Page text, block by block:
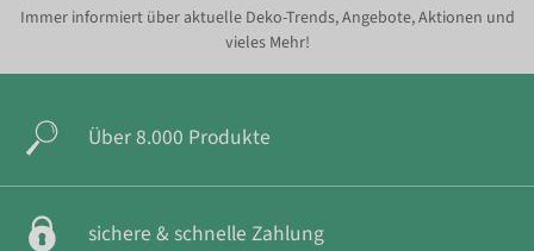
Immer informiert über aktuelle Deko-Trends, Angebote, Aktionen und
vieles Mehr!
Über 8.000 Produkte
sichere & schnelle Zahlung